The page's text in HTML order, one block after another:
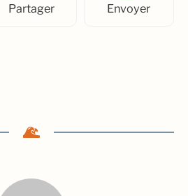
Partager Envoyer